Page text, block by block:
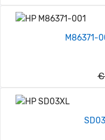
M86371-